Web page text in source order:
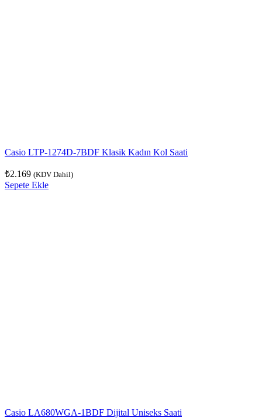
Casio LTP-1274D-7BDF Klasik Kadın Kol Saati
₺2.169 (KDV Dahil)
Sepete Ekle
Casio LA680WGA-1BDF Dijital Uniseks Saati